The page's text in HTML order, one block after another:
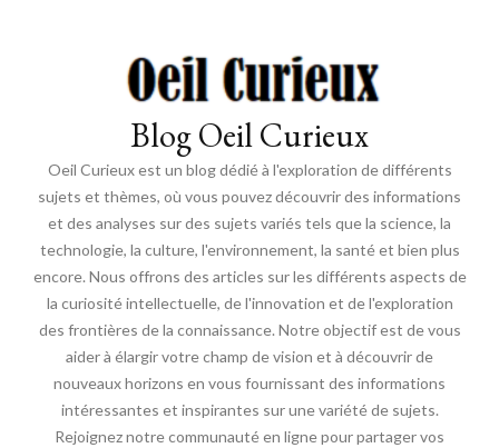
Blog Oeil Curieux
Oeil Curieux est un blog dédié à l'exploration de différents
sujets et thèmes, où vous pouvez découvrir des informations
et des analyses sur des sujets variés tels que la science, la
technologie, la culture, l'environnement, la santé et bien plus
encore. Nous offrons des articles sur les différents aspects de
la curiosité intellectuelle, de l'innovation et de l'exploration
des frontières de la connaissance. Notre objectif est de vous
aider à élargir votre champ de vision et à découvrir de
nouveaux horizons en vous fournissant des informations
intéressantes et inspirantes sur une variété de sujets.
Rejoignez notre communauté en ligne pour partager vos